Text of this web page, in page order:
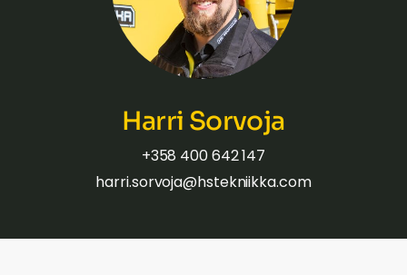
Harri Sorvoja
+358 400 642 147
harri.sorvoja@hstekniikka.com